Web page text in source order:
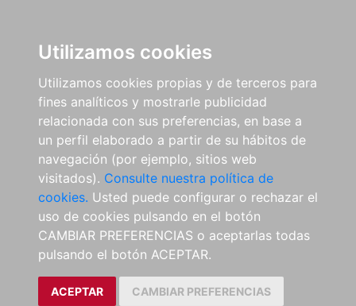
Utilizamos cookies
Utilizamos cookies propias y de terceros para
fines analíticos y mostrarle publicidad
relacionada con sus preferencias, en base a
un perfil elaborado a partir de su hábitos de
navegación (por ejemplo, sitios web
visitados). Consulte nuestra política de
cookies. Usted puede configurar o rechazar el
uso de cookies pulsando en el botón
CAMBIAR PREFERENCIAS o aceptarlas todas
pulsando el botón ACEPTAR.
ACEPTAR CAMBIAR PREFERENCIAS